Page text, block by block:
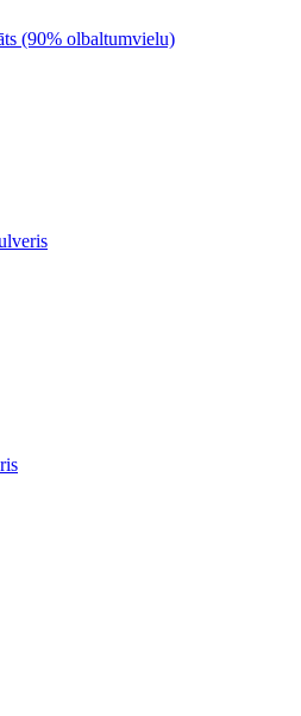
(90% olbaltumvielu)